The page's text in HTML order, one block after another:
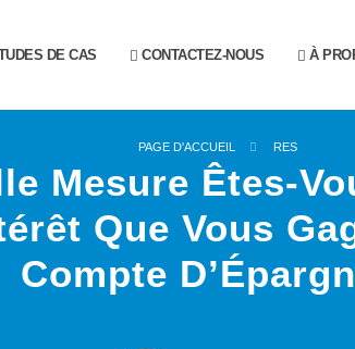
DE CAS CONTACTEZ-NOUS À
PAGE D'ACCUEIL RES
Mesure Êtes-
Que Vous
Compte